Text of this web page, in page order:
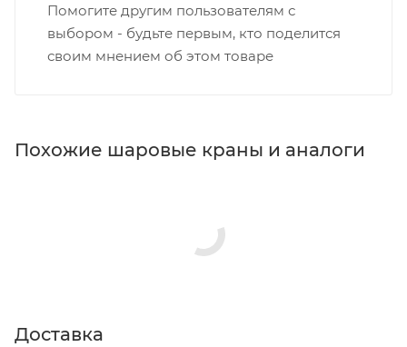
Помогите другим пользователям с
выбором - будьте первым, кто поделится
своим мнением об этом товаре
Похожие шаровые краны и аналоги
Доставка